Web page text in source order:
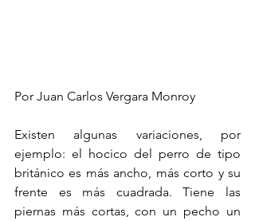
Por Juan Carlos Vergara Monroy
Existen algunas variaciones, por
ejemplo: el hocico del perro de tipo
británico es más ancho, más corto y su
frente es más cuadrada. Tiene las
piernas más cortas, con un pecho un